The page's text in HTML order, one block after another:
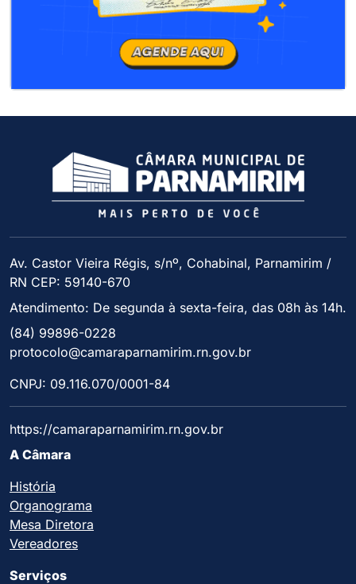
Av. Castor Vieira Régis, s/nº, Cohabinal, Parnamirim /
RN CEP: 59140-670
Atendimento: De segunda à sexta-feira, das 08h às 14h.
(84) 99896-0228
protocolo@camaraparnamirim.rn.gov.br
CNPJ: 09.116.070/0001-84
https://camaraparnamirim.rn.gov.br
A Câmara
História
Organograma
Mesa Diretora
Vereadores
Serviços